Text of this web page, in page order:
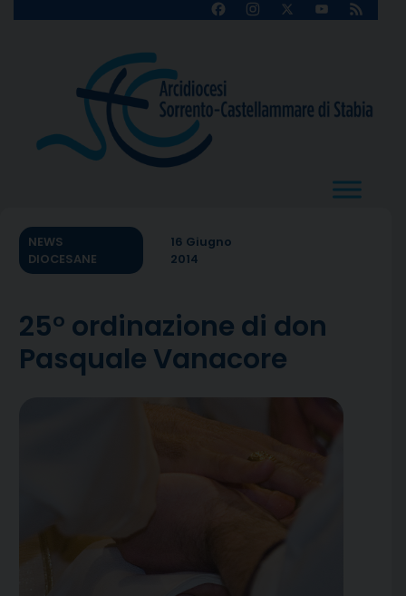
FacebookInstagram
X
YouTube
Feed
NEWS
DIOCESANE
16 Giugno
2014
25° ordinazione di don
Pasquale Vanacore